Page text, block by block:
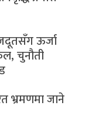
ऊर्जा
चुनौती
भ्रमणमा जाने